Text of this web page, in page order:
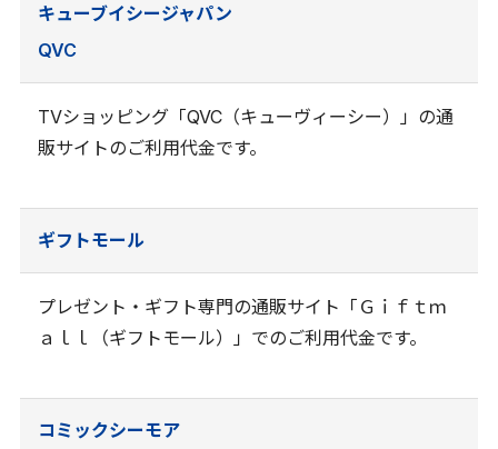
キューブイシージャパン
QVC
TVショッピング「QVC（キューヴィーシー）」の通
販サイトのご利用代金です。
ギフトモール
プレゼント・ギフト専門の通販サイト「Ｇｉｆｔｍ
ａｌｌ（ギフトモール）」でのご利用代金です。
コミックシーモア